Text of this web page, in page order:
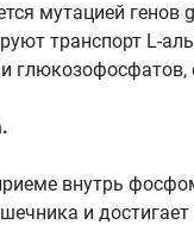
мутацией генов
транспорт L-
глюкозофосфатов,
внутрь
и